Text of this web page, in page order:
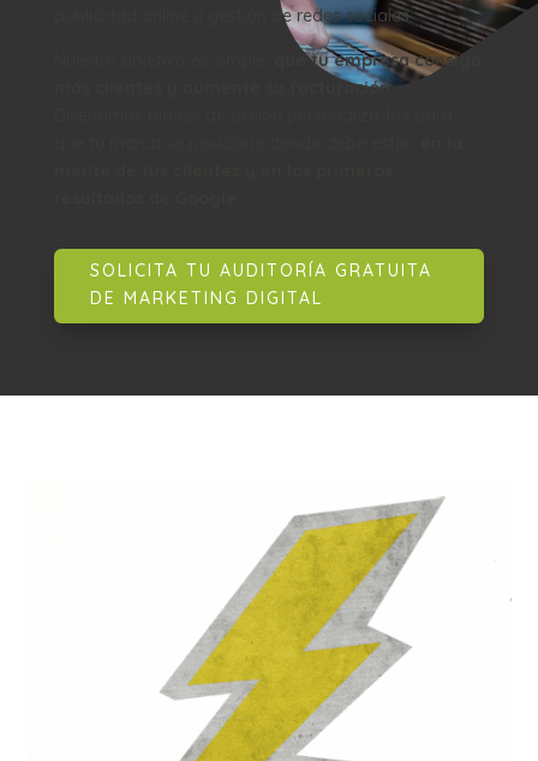
publicidad online y gestión de redes sociales.
que tu empresa consiga
más clientes y aumente su facturación.
SOLICITA TU AUDITORÍA GRATUITA
DE MARKETING DIGITAL